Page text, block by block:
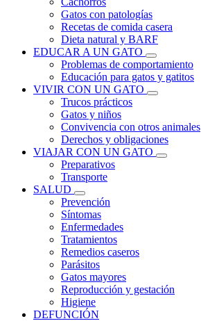
Gatos con patologías
Recetas de comida casera
Dieta natural y BARF
EDUCAR A UN GATO
Problemas de comportamiento
Educación para gatos y gatitos
VIVIR CON UN GATO
Trucos prácticos
Gatos y niños
Convivencia con otros animales
Derechos y obligaciones
VIAJAR CON UN GATO
Preparativos
Transporte
SALUD
Prevención
Síntomas
Enfermedades
Tratamientos
Remedios caseros
Parásitos
Gatos mayores
Reproducción y gestación
Higiene
DEFUNCIÓN